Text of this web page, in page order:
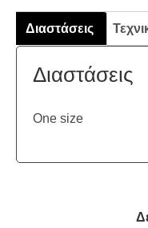
Διαστάσεις
Διαστάσεις
One size